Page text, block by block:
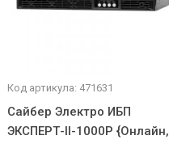
Код артикула: 471631
Сайбер Электро ИБП
ЭКСПЕРТ-II-1000Р {Онлайн,